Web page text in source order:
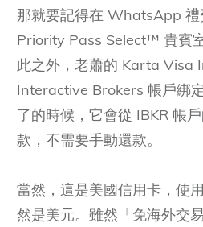
那就要記得在 WhatsApp 禮
Priority Pass Select™ 貴賓
此之外，老蕭的 Karta Visa
Interactive Brokers 帳戶綁
了的時候，它會從 IBKR 帳
款，不需要手動還款。
當然，這是美國信用卡，使
然是美元。雖然「免海外交